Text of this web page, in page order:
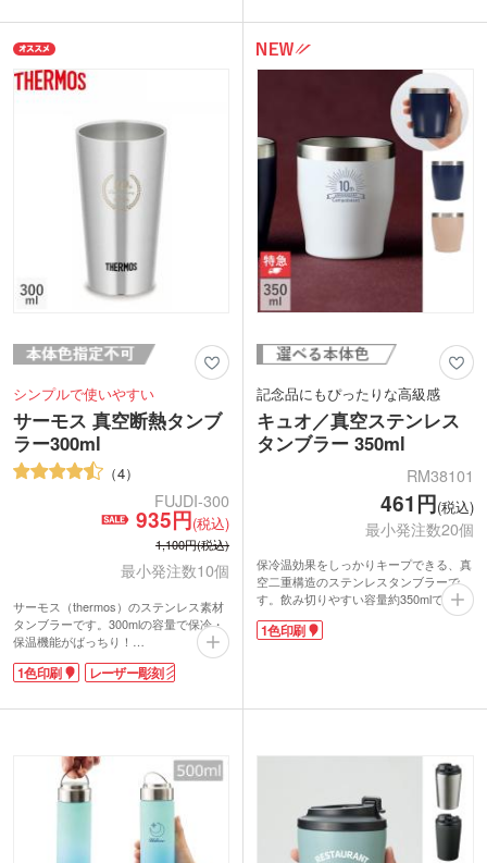
ンが映えます。会社のロゴをプリントし
て高級感溢れるオリジナルタンブラーが
作成できます。
シンプルで使いやすい
サーモス 真空断熱タンブ
ラー300ml
4
FUJDI-300
935円(税込)
1,100円(税込)
最小発注数10個
サーモス（thermos）のステンレス素材
タンブラーです。300mlの容量で保冷・
保温機能がばっちり！
サーモス 真空断熱タンブラー300mlは名
入れ印刷が可能です。イラストやロゴを
ラーを作成できます。高級感を持たせた
1色印刷 レーザー彫刻
記念品にもぴったりな高級感
キュオ／真空ステンレス
タンブラー 350ml
RM38101
461円(税込)
最小発注数20個
保冷温効果をしっかりキープできる、真
空二重構造のステンレスタンブラーで
す。飲み切りやすい容量約350mlで、大
きめの氷も入れやすい広めの口径。ホー
ルドしやすい形状と落ち着いたカラーで
対応しています。
1色印刷